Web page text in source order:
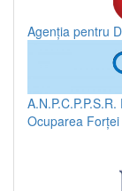
Agenția pentru
A.N.P.C.P.P.S.R.
Ocuparea